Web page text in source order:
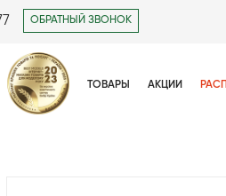
ОБРАТНЫЙ ЗВОНОК
ТОВАРЫ АКЦИИ